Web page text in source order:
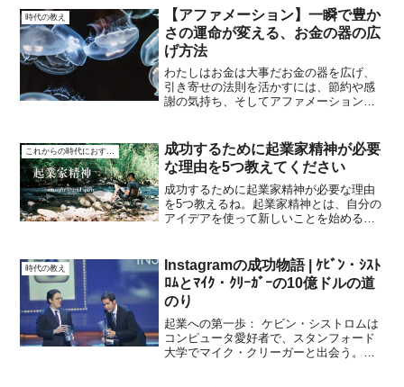
時代の教え
【アファメーション】一瞬で豊か
さの運命が変える、お金の器の広
げ方法
わたしはお金は大事だお金の器を広げ、
引き寄せの法則を活かすには、節約や感
謝の気持ち、そしてアファメーションが
いるはずだよ。第1章: お金の器を広げる
基本お金の器を広げる...
これからの時代におすすめ
成功するために起業家精神が必要
な理由を5つ教えてください
成功するために起業家精神が必要な理由
を5つ教えるね。起業家精神とは、自分の
アイデアを使って新しいことを始める力
に直面します。これらを解決すること
で、どんな状況でもうま...
時代の教え
Instagramの成功物語 | ｹﾋﾞﾝ・ｼｽﾄ
ﾛﾑとﾏｲｸ・ｸﾘｰｶﾞｰの10億ドルの道
のり
起業への第一歩： ケビン・シストロムは
コンピュータ愛好者で、スタンフォード
大学でマイク・クリーガーと出会う。